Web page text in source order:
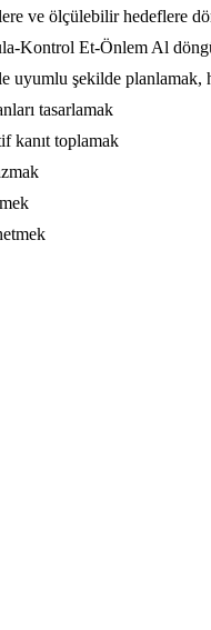
ve ölçülebilir hedeflere
Kontrol Et-Önlem Al
şekilde planlamak,
tasarlamak
kanıt toplamak